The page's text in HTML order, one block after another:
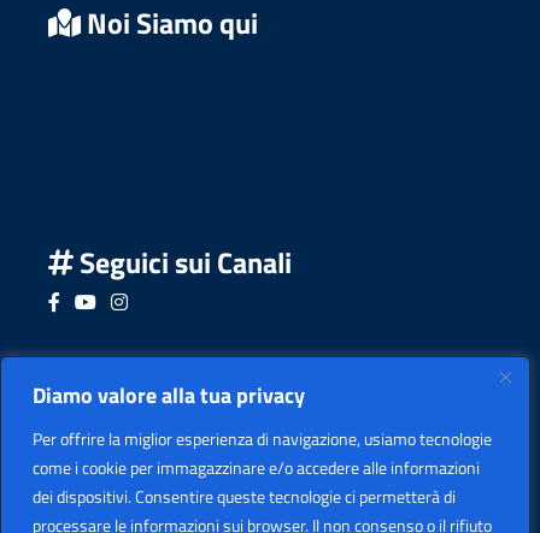
Diamo valore alla tua privacy
Per offrire la miglior esperienza di navigazione, usiamo tecnologie
come i cookie per immagazzinare e/o accedere alle informazioni
dei dispositivi. Consentire queste tecnologie ci permetterà di
processare le informazioni sui browser. Il non consenso o il rifiuto
Noi Siamo qui
Seguici sui Canali
Seguici su Facebook
Seguici su YouTube
Seguici su Instagram